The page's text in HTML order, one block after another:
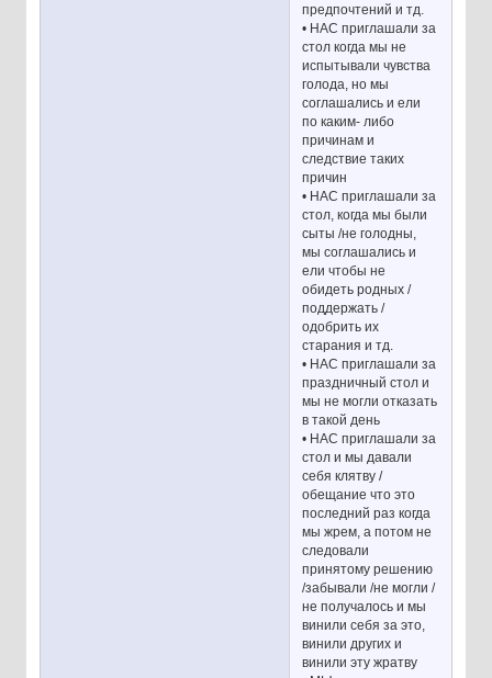
предпочтений и тд.
• НАС приглашали за
стол когда мы не
испытывали чувства
голода, но мы
соглашались и ели
по каким- либо
причинам и
следствие таких
причин
• НАС приглашали за
стол, когда мы были
сыты /не голодны,
мы соглашались и
ели чтобы не
обидеть родных /
поддержать /
одобрить их
старания и тд.
• НАС приглашали за
праздничный стол и
мы не могли отказать
в такой день
• НАС приглашали за
стол и мы давали
себя клятву /
обещание что это
последний раз когда
мы жрем, а потом не
следовали
принятому решению
/забывали /не могли /
не получалось и мы
винили себя за это,
винили других и
винили эту жратву